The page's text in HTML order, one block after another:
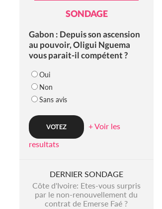
SONDAGE
Gabon : Depuis son ascension
au pouvoir, Oligui Nguema
vous parait-il compétent ?
Oui
Non
Sans avis
+ Voir les
resultats
DERNIER SONDAGE
Côte d'Ivoire: Etes-vous surpris
par le non-renouvellement du
contrat de Emerse Faé ?